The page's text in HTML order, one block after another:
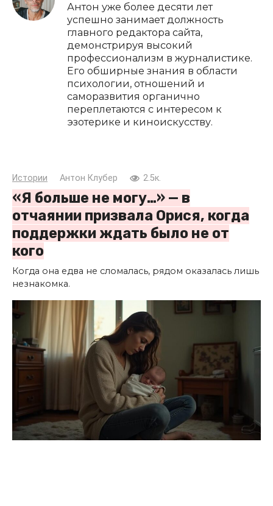
Антон уже более десяти лет
успешно занимает должность
главного редактора сайта,
демонстрируя высокий
профессионализм в журналистике.
Его обширные знания в области
психологии, отношений и
саморазвития органично
переплетаются с интересом к
эзотерике и киноискусству.
Истории Антон Клубер 2.5к.
«Я больше не могу…» — в
отчаянии призвала Орися, когда
поддержки ждать было не от
кого
Когда она едва не сломалась, рядом оказалась лишь
незнакомка.